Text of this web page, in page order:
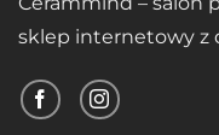
sklep internetowy z